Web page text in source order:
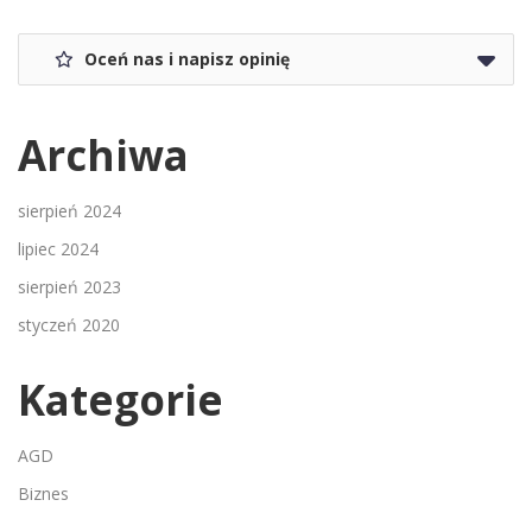
Oceń nas i napisz opinię
Archiwa
sierpień 2024
lipiec 2024
sierpień 2023
styczeń 2020
Kategorie
AGD
Biznes